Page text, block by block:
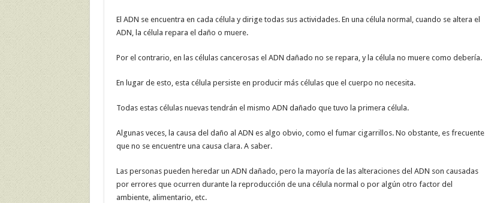
El ADN se encuentra en cada célula y dirige todas sus actividades. En una célula normal, cuando se altera el
ADN, la célula repara el daño o muere.
Por el contrario, en las células cancerosas el ADN dañado no se repara, y la célula no muere como debería.
En lugar de esto, esta célula persiste en producir más células que el cuerpo no necesita.
Todas estas células nuevas tendrán el mismo ADN dañado que tuvo la primera célula.
Algunas veces, la causa del daño al ADN es algo obvio, como el fumar cigarrillos. No obstante, es frecuente
que no se encuentre una causa clara. A saber.
Las personas pueden heredar un ADN dañado, pero la mayoría de las alteraciones del ADN son causadas
por errores que ocurren durante la reproducción de una célula normal o por algún otro factor del
ambiente, alimentario, etc.